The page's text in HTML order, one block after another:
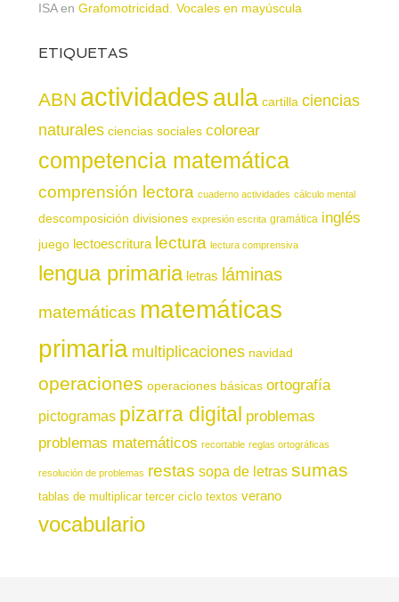
ISAen Grafomotricidad. Vocales en mayúscula
ETIQUETAS
ABN actividadesaula cartilla ciencias
naturales ciencias sociales colorear
competencia matemática
comprensión lectora cuaderno actividades cálculo mental
descomposición divisiones expresión escrita gramática inglés
juego lectoescritura lectura lectura comprensiva
lengua primaria letras láminas
matemáticas matemáticas
primaria multiplicaciones navidad
operaciones operaciones básicas ortografía
pictogramas pizarra digital problemas
problemas matemáticos recortable reglas ortográficas
resolución de problemas restas sopa de letras sumas
tablas de multiplicar tercer ciclo textos verano
vocabulario